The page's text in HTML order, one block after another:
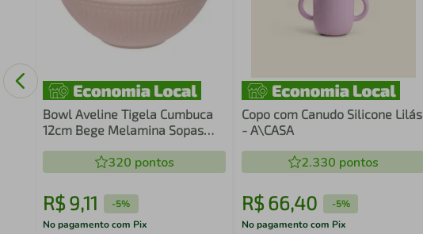
Bowl Aveline Tigela Cumbuca
12cm Bege Melamina Sopas
320 pontos
R$ 9,11 -5%
No pagamento com Pix
Copo com Canudo Silicone Lilás
- A\CASA
2.330 pontos
R$ 66,40 -5%
No pagamento com Pix